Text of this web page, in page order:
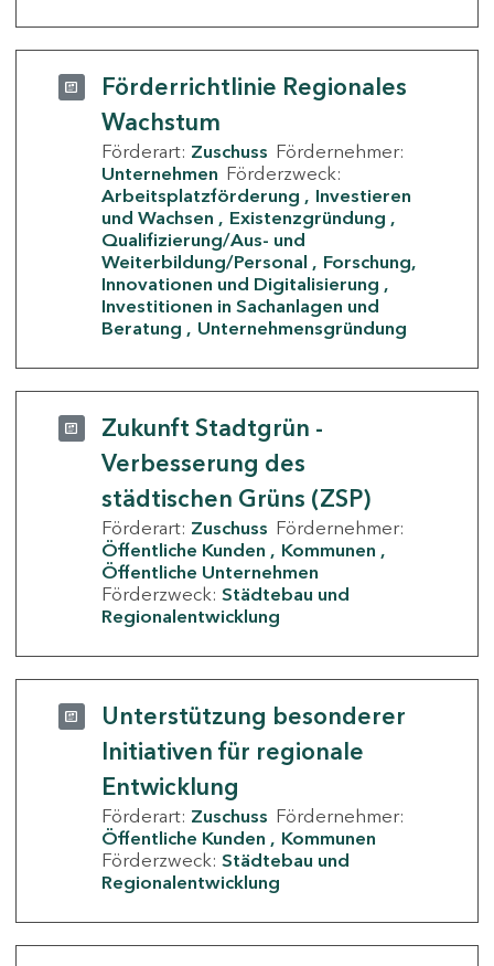
Förderrichtlinie Regionales
Wachstum
Förderart: Zuschuss Fördernehmer:
Unternehmen Förderzweck:
Arbeitsplatzförderung
Investieren
und Wachsen
Existenzgründung
Qualifizierung/Aus- und
Weiterbildung/Personal
Forschung,
Innovationen und Digitalisierung
Investitionen in Sachanlagen und
Beratung
Unternehmensgründung
Zukunft Stadtgrün -
Verbesserung des
städtischen Grüns (ZSP)
Förderart: Zuschuss Fördernehmer:
Öffentliche Kunden
Kommunen
Öffentliche Unternehmen
Förderzweck: Städtebau und
Regionalentwicklung
Unterstützung besonderer
Initiativen für regionale
Entwicklung
Förderart: Zuschuss Fördernehmer:
Öffentliche Kunden
Kommunen
Förderzweck: Städtebau und
Regionalentwicklung